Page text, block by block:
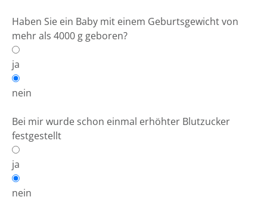
Haben Sie ein Baby mit einem Geburtsgewicht von
mehr als 4000 g geboren?
ja
nein
Bei mir wurde schon einmal erhöhter Blutzucker
festgestellt
ja
nein